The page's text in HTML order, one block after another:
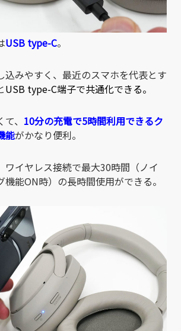
USB type-C。
込みやすく、最近のスマホを代表とす
USB type-C端子で共通化できる。
、 10分の充電で5時間利用できるク
能がかなり便利。
ワイヤレス接続で最大30時間（ノイ
能ON時）の長時間使用ができる。